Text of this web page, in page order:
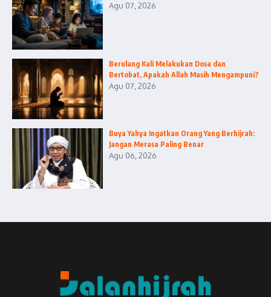
Agu 07, 2026
Berulang Kali Melakukan Dosa dan
Bertobat, Apakah Allah Masih Mengampuni?
Agu 07, 2026
Buya Yahya Ingatkan Orang Yang Berhijrah:
Jangan Merasa Paling Benar
Agu 06, 2026